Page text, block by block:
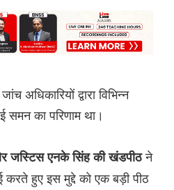
अधिकारियों द्वारा विभिन्न
समन का परिणाम था।
जस्टिस एनके सिंह की खंडपीठने
हुए इस मुद्दे को एक बड़ी पीठ